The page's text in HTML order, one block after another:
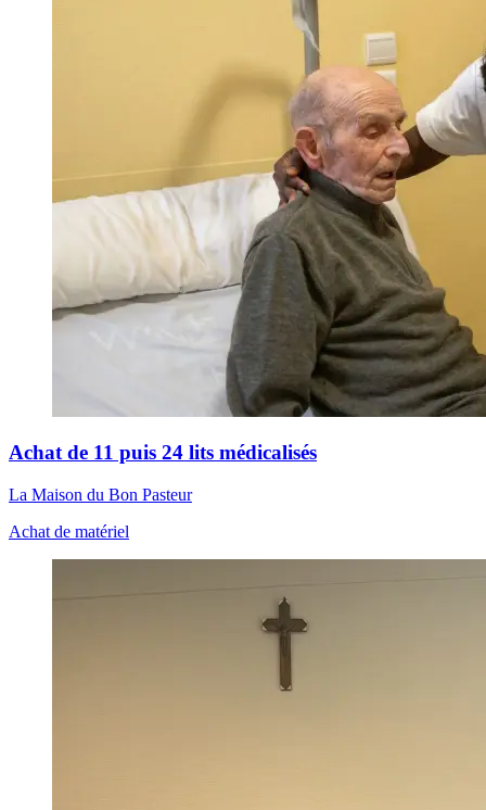
Achat de 11 puis 24 lits médicalisés
La Maison du Bon Pasteur
Achat de matériel